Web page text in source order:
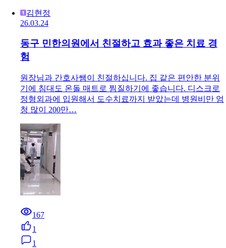
김현정
26.03.24
동구 민한의원에서 친절하고 효과 좋은 치료 경
험
원장님과 간호사쌤이 친절하십니다. 집 같은 편안한 분위
기에 침대도 온돌 매트로 찜질하기에 좋습니다. 디스크로
정형외과에 입원해서 도수치료까지 받았는데 병원비만 엄
청 많이 200만…
167
1
1